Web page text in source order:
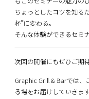
ちょっとしたコツを知る
杯”に変わる。
そんな体験ができるセミ
次回の開催にもぜひご期
Graphic Grill & Barでは
る場をお届けしていきます